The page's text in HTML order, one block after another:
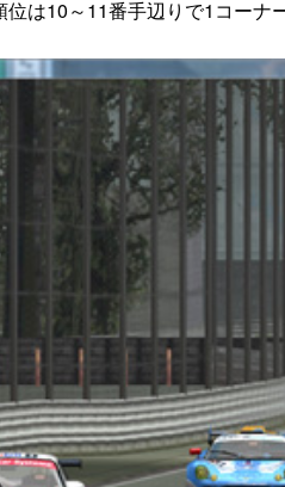
位は10～11番手辺りで1コーナ